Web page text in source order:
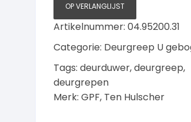
OP VERLANGLIJST
Artikelnummer:04.95200.31
Categorie: Deurgreep U
Tags:deurduwer,deurgreep,
deurgrepen
Merk:GPF, Ten Hulscher